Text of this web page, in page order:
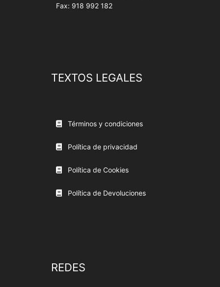
Fax: 918 992 182
TEXTOS LEGALES
Términos y condiciones
Política de privacidad
Política de Cookies
Política de Devoluciones
REDES